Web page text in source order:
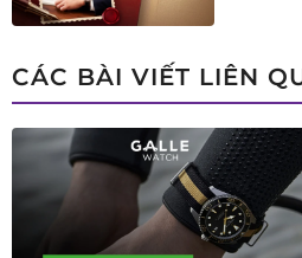
CÁC BÀI VIẾT LIÊN